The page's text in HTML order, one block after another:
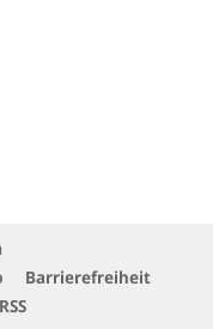
Barrierefreiheit
RSS